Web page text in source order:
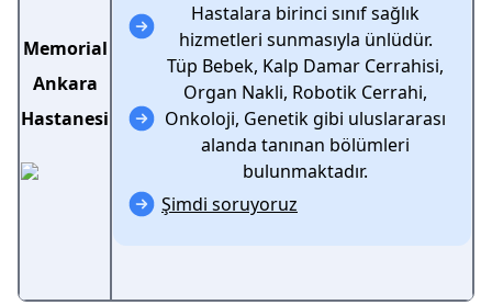
Memorial
Ankara
Hastanesi
Hastalara birinci sınıf sağlık
hizmetleri sunmasıyla ünlüdür.
Tüp Bebek, Kalp Damar Cerrahisi,
Organ Nakli, Robotik Cerrahi,
Onkoloji, Genetik gibi uluslararası
alanda tanınan bölümleri
bulunmaktadır.
Şimdi soruyoruz